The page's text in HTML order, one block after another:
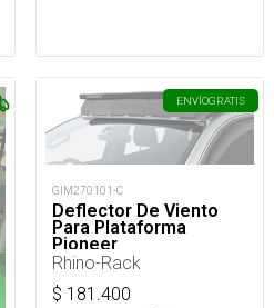
ENVÍOGRATIS
GIM270101-C
Deflector De Viento
Para Plataforma
Pioneer
Rhino-Rack
$ 181.400